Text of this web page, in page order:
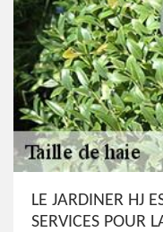
LE JARDINER HJ
SERVICES POUR